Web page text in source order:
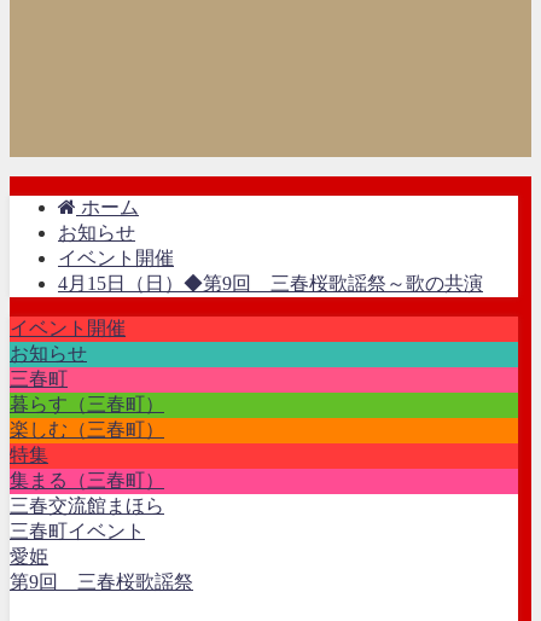
ホーム
お知らせ
イベント開催
4月15日（日）◆第9回 三春桜歌謡祭～歌の共演
イベント開催
お知らせ
三春町
暮らす（三春町）
楽しむ（三春町）
特集
集まる（三春町）
三春交流館まほら
三春町イベント
愛姫
第9回 三春桜歌謡祭